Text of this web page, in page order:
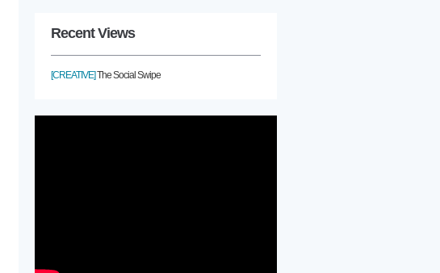
Recent Views
[CREATIVE]The Social Swipe